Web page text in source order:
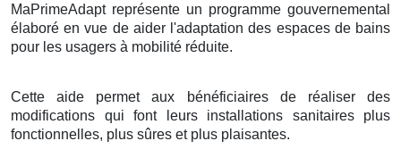
MaPrimeAdapt représente un programme gouvernemental
élaboré en vue de aider l'adaptation des espaces de bains
pour les usagers à mobilité réduite.
Cette aide permet aux bénéficiaires de réaliser des
modifications qui font leurs installations sanitaires plus
fonctionnelles, plus sûres et plus plaisantes.